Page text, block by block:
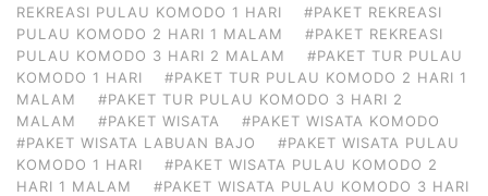
REKREASI PULAU KOMODO 1 HARI
#PAKET REKREASI
PULAU KOMODO 2 HARI 1 MALAM
#PAKET REKREASI
PULAU KOMODO 3 HARI 2 MALAM
#PAKET TUR PULAU
KOMODO 1 HARI
#PAKET TUR PULAU KOMODO 2 HARI 1
MALAM
#PAKET TUR PULAU KOMODO 3 HARI 2
MALAM
#PAKET WISATA
#PAKET WISATA KOMODO
#PAKET WISATA LABUAN BAJO
#PAKET WISATA PULAU
KOMODO 1 HARI
#PAKET WISATA PULAU KOMODO 2
HARI 1 MALAM
#PAKET WISATA PULAU KOMODO 3 HARI